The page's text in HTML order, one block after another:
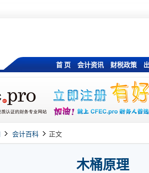
首 页 会计资讯 财税政策
会计百科 正文
木桶原理